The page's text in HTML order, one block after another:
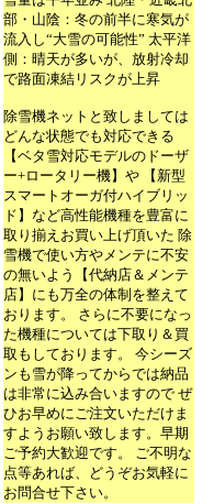
部・山陰：冬の前半に寒気が
流入し“大雪の可能性” 太平洋
側：晴天が多いが、放射冷却
で路面凍結リスクが上昇
除雪機ネットと致しましては
どんな状態でも対応できる
【ベタ雪対応モデルのドーザ
ー+ロータリー機】や 【新型
スマートオーガ付ハイブリッ
ド】など高性能機種を豊富に
取り揃えお買い上げ頂いた 除
雪機で使い方やメンテに不安
の無いよう【代納店＆メンテ
店】にも万全の体制を整えて
おります。 さらに不要になっ
た機種については下取り＆買
取もしております。 今シーズ
ンも雪が降ってからでは納品
は非常に込み合いますので ぜ
ひお早めにご注文いただけま
すようお願い致します。早期
ご予約大歓迎です。 ご不明な
点等あれば、どうぞお気軽に
お問合せ下さい。